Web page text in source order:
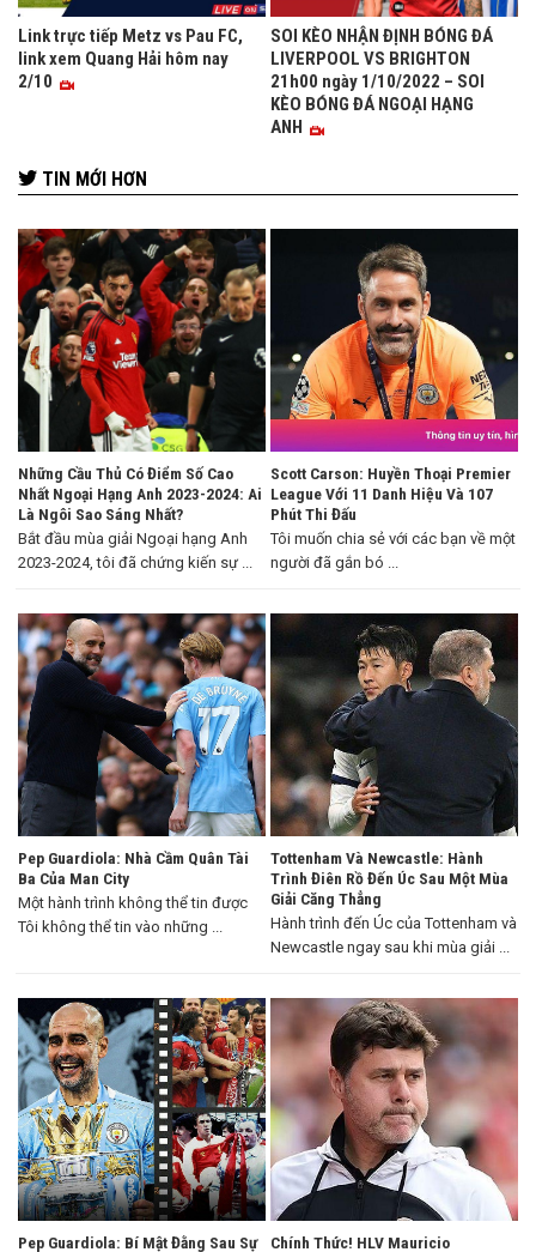
Link trực tiếp Metz vs Pau FC,
link xem Quang Hải hôm nay
2/10
SOI KÈO NHẬN ĐỊNH BÓNG ĐÁ
LIVERPOOL VS BRIGHTON
21h00 ngày 1/10/2022 – SOI
KÈO BÓNG ĐÁ NGOẠI HẠNG
ANH
TIN MỚI HƠN
Những Cầu Thủ Có Điểm Số Cao
Nhất Ngoại Hạng Anh 2023-2024: Ai
Là Ngôi Sao Sáng Nhất?
Bắt đầu mùa giải Ngoại hạng Anh
2023-2024, tôi đã chứng kiến sự ...
Scott Carson: Huyền Thoại Premier
League Với 11 Danh Hiệu Và 107
Phút Thi Đấu
Tôi muốn chia sẻ với các bạn về một
người đã gắn bó ...
Pep Guardiola: Nhà Cầm Quân Tài
Ba Của Man City
Một hành trình không thể tin được
Tôi không thể tin vào những ...
Tottenham Và Newcastle: Hành
Trình Điên Rồ Đến Úc Sau Một Mùa
Giải Căng Thẳng
Hành trình đến Úc của Tottenham và
Newcastle ngay sau khi mùa giải ...
Pep Guardiola: Bí Mật Đằng Sau Sự
Chính Thức! HLV Mauricio